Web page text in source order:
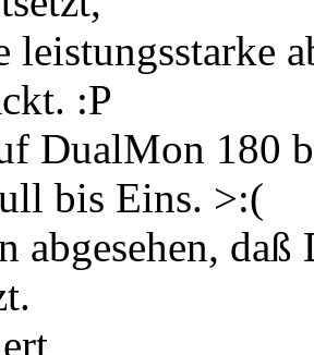
leistungsstarke
:P
DualMon 180
bis Eins. >:(
abgesehen,